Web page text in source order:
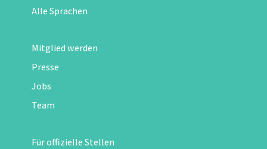
Alle Sprachen
Mitglied werden
Presse
Jobs
Team
Für offizielle Stellen